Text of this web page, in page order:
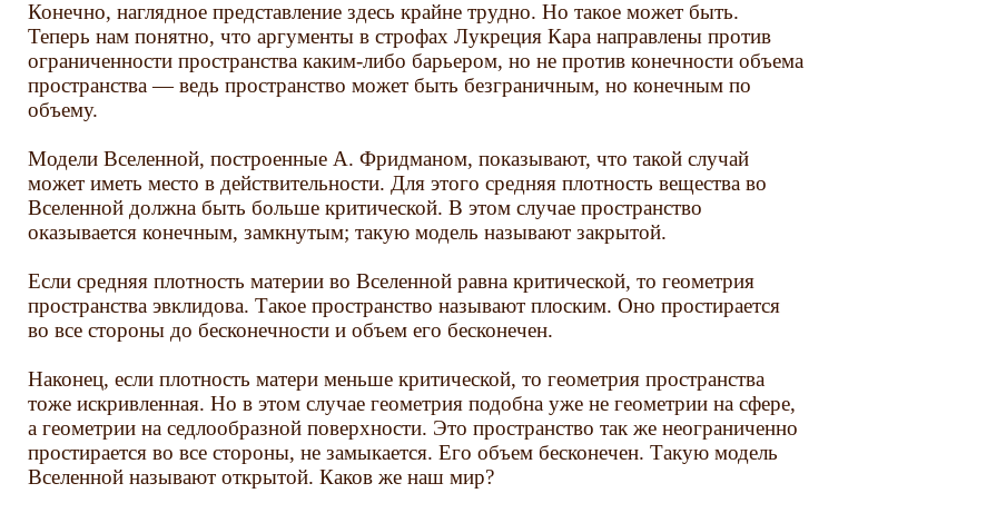
Конечно, наглядное представление здесь крайне трудно. Но такое может быть.
Теперь нам понятно, что аргументы в строфах Лукреция Кара направлены против
ограниченности пространства каким-либо барьером, но не против конечности объема
пространства — ведь пространство может быть безграничным, но конечным по
объему.
Модели Вселенной, построенные А. Фридманом, показывают, что такой случай
может иметь место в действительности. Для этого средняя плотность вещества во
Вселенной должна быть больше критической. В этом случае пространство
оказывается конечным, замкнутым; такую модель называют закрытой.
Если средняя плотность материи во Вселенной равна критической, то геометрия
пространства эвклидова. Такое пространство называют плоским. Оно простирается
во все стороны до бесконечности и объем его бесконечен.
Наконец, если плотность матери меньше критической, то геометрия пространства
тоже искривленная. Но в этом случае геометрия подобна уже не геометрии на сфере,
а геометрии на седлообразной поверхности. Это пространство так же неограниченно
простирается во все стороны, не замыкается. Его объем бесконечен. Такую модель
Вселенной называют открытой. Каков же наш мир?